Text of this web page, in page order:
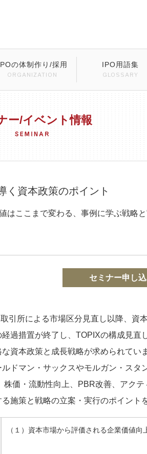
の体制作り/採用
ORGANIZATION
IPO用語集
GLOSSARY
ー/イベント情報
く資本政策のポイント
はここまで変わる、事例に学ぶ戦略
セミナー申し
引所による市場区分見直し以降、資
過措置が終了し、TOPIXの構成見
資本政策と成長戦略が求められてい
ドマン・サックスやモルガン・ス
株価・流動性向上、PBR改善、アク
施策と戦略の立案・実行のポイント
（１）資本市場から評価される企業価値